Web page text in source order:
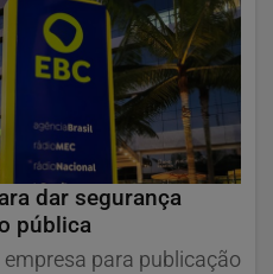
dar segurança
pública
para publicação